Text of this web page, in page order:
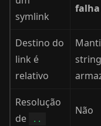
symlink
falha
Destino do
link é
relativo
Resolução
de
..
Não